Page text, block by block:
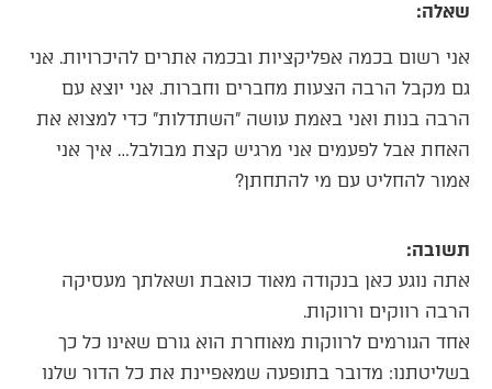
שאלה:
אני רשום בכמה אפליקציות ובכמה אתרים להיכרויות. אני
גם מקבל הרבה הצעות מחברים וחברות. אני יוצא עם
הרבה בנות ואני באמת עושה "השתדלות" כדי למצוא את
האחת אבל לפעמים אני מרגיש קצת מבולבל… איך אני
אמור להחליט עם מי להתחתן?
תשובה:
אתה נוגע כאן בנקודה מאוד כואבת ושאלתך מעסיקה
הרבה רווקים ורווקות.
אחד הגורמים לרווקות מאוחרת הוא גורם שאינו כל כך
בשליטתנו: מדובר בתופעה שמאפיינת את כל הדור שלנו